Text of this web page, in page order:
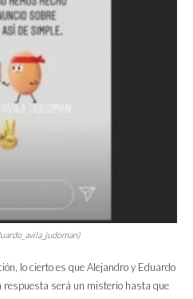
lo cierto es que Alejandro y Eduardo
respuesta será un misterio hasta que